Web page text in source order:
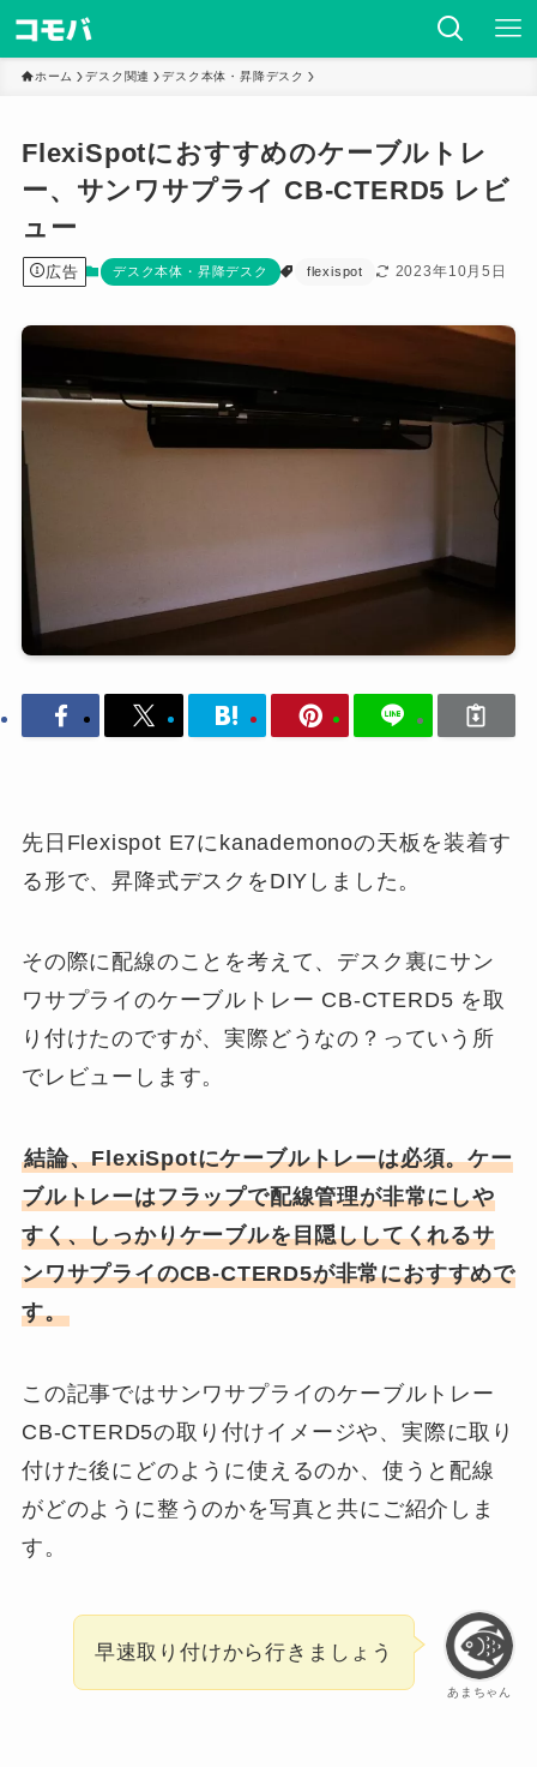
ホーム デスク関連 デスク本体・昇降デスク
FlexiSpotにおすすめのケーブルトレ
ー、サンワサプライ CB-CTERD5 レビ
ュー
広告 デスク本体・昇降デスク flexispot 2023年10月5日
先日Flexispot E7にkanademonoの天板を装着す
る形で、昇降式デスクをDIYしました。
その際に配線のことを考えて、デスク裏にサン
ワサプライのケーブルトレー CB-CTERD5 を取
り付けたのですが、実際どうなの？っていう所
でレビューします。
結論、FlexiSpotにケーブルトレーは必須。ケー
ブルトレーはフラップで配線管理が非常にしや
すく、しっかりケーブルを目隠ししてくれるサ
ンワサプライのCB-CTERD5が非常におすすめで
す。
この記事ではサンワサプライのケーブルトレー
CB-CTERD5の取り付けイメージや、実際に取り
付けた後にどのように使えるのか、使うと配線
がどのように整うのかを写真と共にご紹介しま
す。
あまちゃん
早速取り付けから行きましょう